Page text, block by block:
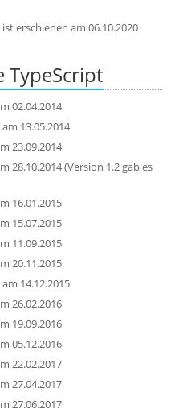
ist erschienen am 06.10.2020
TypeScript
02.04.2014
13.05.2014
23.09.2014
28.10.2014 (Version 1.2 gab es
16.01.2015
15.07.2015
11.09.2015
20.11.2015
14.12.2015
26.02.2016
19.09.2016
05.12.2016
22.02.2017
27.04.2017
27.06.2017